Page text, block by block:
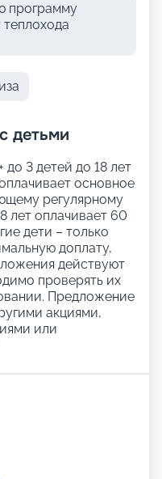
программу
теплохода
детьми
до 3 детей до 18 лет
основное
регулярному
лет оплачивает 60
дети – только
доплату,
действуют
проверять их
Предложение
акциями,
или